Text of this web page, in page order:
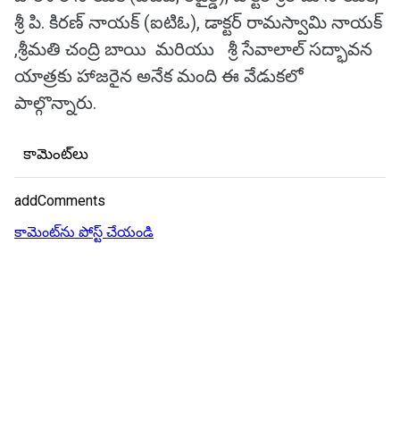
శ్రీ పి. కిరణ్ నాయక్ (ఐటిఓ), డాక్టర్ రామస్వామి నాయక్
,శ్రీమతి చంద్రి బాయి మరియు శ్రీ సేవాలాల్ సద్భావన
యాత్రకు హాజరైన అనేక మంది ఈ వేడుకలో
పాల్గొన్నారు.
కామెంట్‌లు
addComments
కామెంట్‌ను పోస్ట్ చేయండి